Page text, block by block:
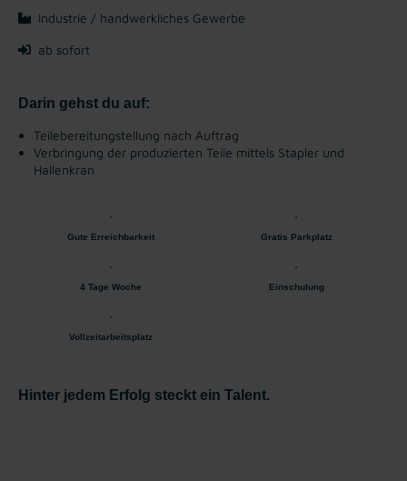
Industrie / handwerkliches Gewerbe
ab sofort
Darin gehst du auf:
Teilebereitungstellung nach Auftrag
Verbringung der produzierten Teile mittels Stapler und
Hallenkran
Gute Erreichbarkeit Gratis Parkplatz
4 Tage Woche Einschulung
Vollzeitarbeitsplatz
Hinter jedem Erfolg steckt ein Talent.